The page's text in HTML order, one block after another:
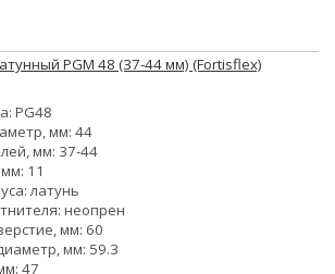
PGM 48 (37-44 мм) (Fortisflex)
PG48
мм: 44
мм: 37-44
11
латунь
неопрен
мм: 60
мм: 59.3
47